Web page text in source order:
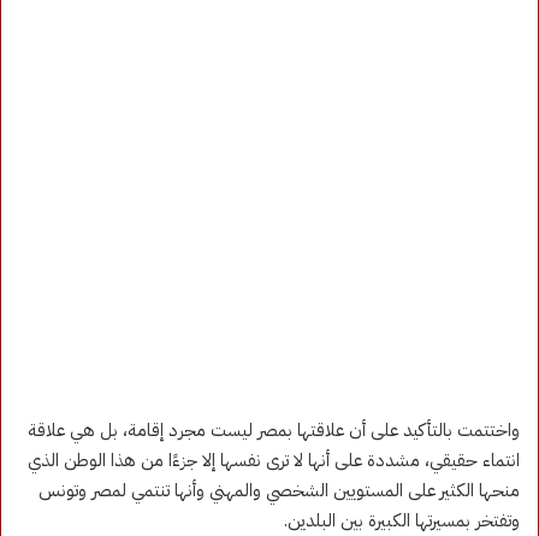
واختتمت بالتأكيد على أن علاقتها بمصر ليست مجرد إقامة، بل هي علاقة
انتماء حقيقي، مشددة على أنها لا ترى نفسها إلا جزءًا من هذا الوطن الذي
منحها الكثير على المستويين الشخصي والمهني وأنها تنتمي لمصر وتونس
وتفتخر بمسيرتها الكبيرة بين البلدين.